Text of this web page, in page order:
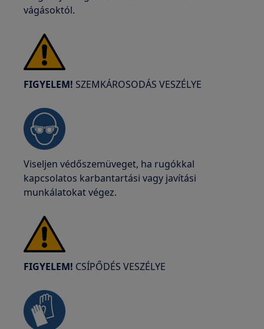
vágásoktól.
FIGYELEM! SZEMKÁROSODÁS VESZÉLYE
Viseljen védőszemüveget, ha rugókkal
kapcsolatos karbantartási vagy javítási
munkálatokat végez.
FIGYELEM! CSÍPŐDÉS VESZÉLYE